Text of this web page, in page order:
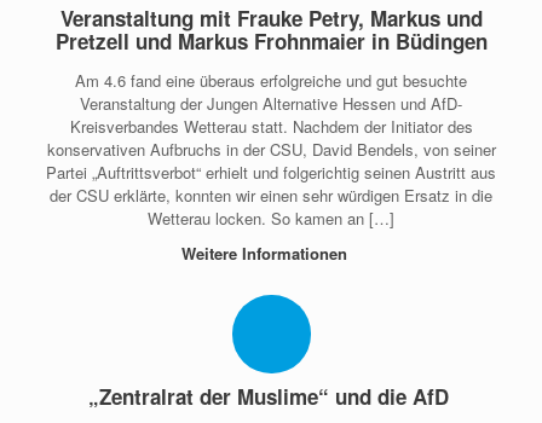
Veranstaltung mit Frauke Petry, Markus und
Pretzell und Markus Frohnmaier in Büdingen
Am 4.6 fand eine überaus erfolgreiche und gut besuchte
Veranstaltung der Jungen Alternative Hessen und AfD-
Kreisverbandes Wetterau statt. Nachdem der Initiator des
konservativen Aufbruchs in der CSU, David Bendels, von seiner
Partei „Auftrittsverbot“ erhielt und folgerichtig seinen Austritt aus
der CSU erklärte, konnten wir einen sehr würdigen Ersatz in die
Wetterau locken. So kamen an […]
Weitere Informationen
„Zentralrat der Muslime“ und die AfD